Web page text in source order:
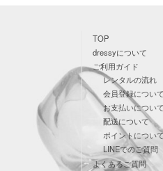
TOP
dressyについて
ご利用ガイド
レンタルの流れ
会員登録について
お支払いについて
配送について
ポイントについ
LINEでのご質問
よくあるご質問